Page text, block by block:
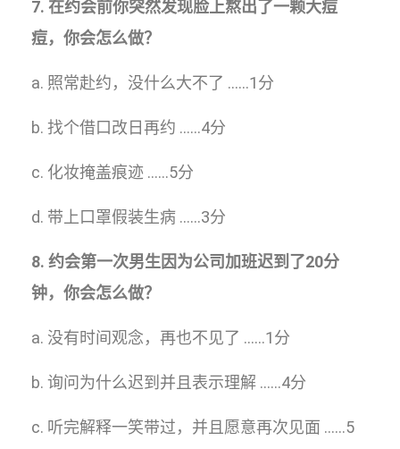
7. 在约会前你突然发现脸上熬出了一颗大痘
痘，你会怎么做？
a. 照常赴约，没什么大不了 ……1分
b. 找个借口改日再约 ……4分
c. 化妆掩盖痕迹 ……5分
d. 带上口罩假装生病 ……3分
8. 约会第一次男生因为公司加班迟到了20分
钟，你会怎么做？
a. 没有时间观念，再也不见了 ……1分
b. 询问为什么迟到并且表示理解 ……4分
c. 听完解释一笑带过，并且愿意再次见面 ……5